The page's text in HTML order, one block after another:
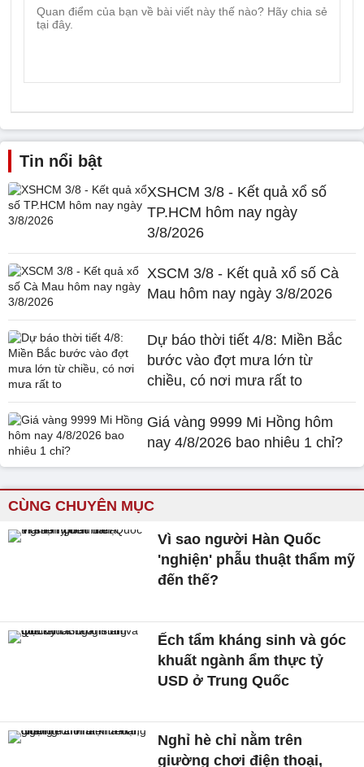
Tin nổi bật
XSHCM 3/8 - Kết quả xổ số
TP.HCM hôm nay ngày
3/8/2026
XSCM 3/8 - Kết quả xổ số Cà
Mau hôm nay ngày 3/8/2026
Dự báo thời tiết 4/8: Miền Bắc
bước vào đợt mưa lớn từ
chiều, có nơi mưa rất to
Giá vàng 9999 Mi Hồng hôm
nay 4/8/2026 bao nhiêu 1 chỉ?
CÙNG CHUYÊN MỤC
Vì sao người Hàn Quốc
'nghiện' phẫu thuật thẩm mỹ
đến thế?
Ếch tẩm kháng sinh và góc
khuất ngành ẩm thực tỷ
USD ở Trung Quốc
Nghỉ hè chỉ nằm trên
giường chơi điện thoại,